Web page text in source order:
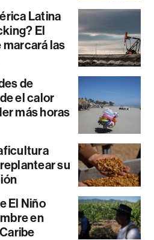
Latina
El
marcará las
de
el calor
más horas
su
El Niño
en